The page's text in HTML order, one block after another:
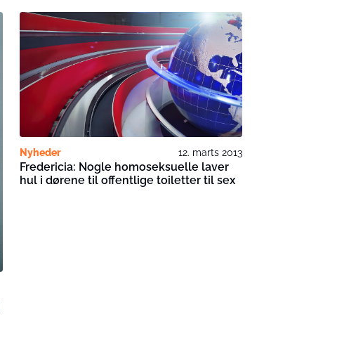
Nyheder 12. marts 2013
Fredericia: Nogle homoseksuelle laver
hul i dørene til offentlige toiletter til sex